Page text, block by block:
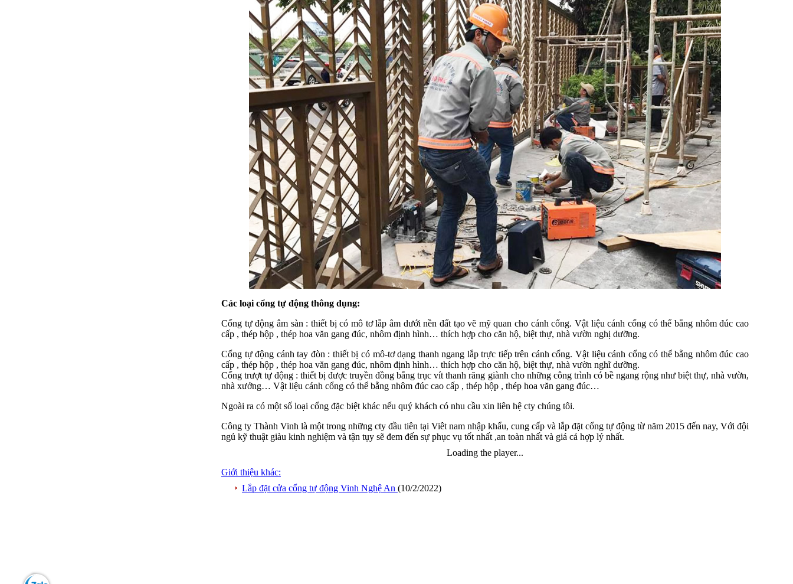
Các loại cổng tự động thông dụng:
Cổng tự động âm sàn : thiết bị có mô tơ lắp âm dưới nền đất tạo vẽ mỹ quan cho cánh cổng. Vật liệu cánh cổng có thể bằng nhôm đúc cao
cấp , thép hộp , thép hoa văn gang đúc, nhôm định hình… thích hợp cho căn hộ, biệt thự, nhà vườn nghị dưỡng.
Cổng tự động cánh tay đòn : thiết bị có mô-tơ dạng thanh ngang lắp trực tiếp trên cánh cổng. Vật liệu cánh cổng có thể bằng nhôm đúc cao
cấp , thép hộp , thép hoa văn gang đúc, nhôm định hình… thích hợp cho căn hộ, biệt thự, nhà vườn nghĩ dưỡng.
Cổng trượt tự động : thiết bị được truyền đồng bằng trục vít thanh răng giành cho những công trình có bề ngang rộng như biệt thự, nhà vườn,
nhà xưởng… Vật liệu cánh cổng có thể bằng nhôm đúc cao cấp , thép hộp , thép hoa văn gang đúc…
​Ngoài ra có một số loại cổng đặc biệt khác nếu quý khách có nhu cầu xin liên hệ cty chúng tôi.
Công ty Thành Vinh là một trong những cty đầu tiên tại Viêt nam nhập khẩu, cung cấp và lắp đặt cổng tự động từ năm 2015 đến nay, Với đội
ngủ kỹ thuật giàu kinh nghiệm và tận tụy sẽ đem đến sự phục vụ tốt nhất ,an toàn nhất và giá cả hợp lý nhất.
Loading the player...
Giới thiệu khác:
Lắp đặt cửa cổng tự động Vinh Nghệ An (10/2/2022)